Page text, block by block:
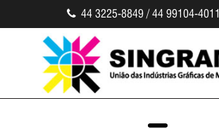
44 3225-8849 / 44 99104-4011